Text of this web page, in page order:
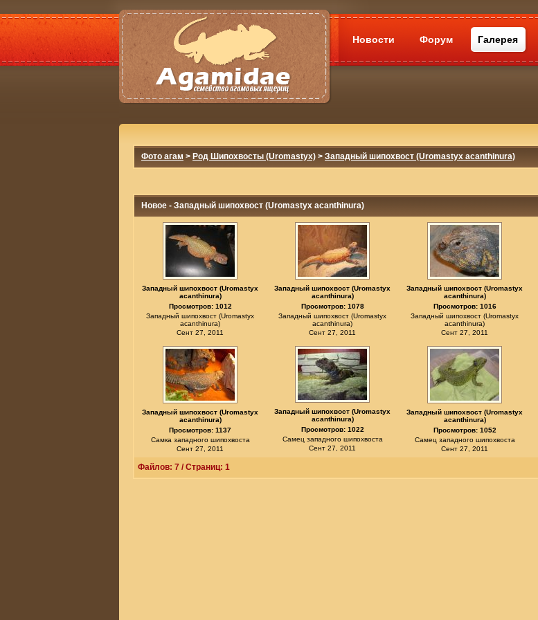
Новости Форум Галерея
Фото агам > Род Шипохвосты (Uromastyx) > Западный шипохвост (Uromastyx acanthinura)
Новое - Западный шипохвост (Uromastyx acanthinura)
Западный шипохвост (Uromastyx
acanthinura)
Просмотров: 1012
Западный шипохвост (Uromastyx
acanthinura)
Сент 27, 2011
Западный шипохвост (Uromastyx
acanthinura)
Просмотров: 1078
Западный шипохвост (Uromastyx
acanthinura)
Сент 27, 2011
Западный шипохвост (Uromastyx
acanthinura)
Просмотров: 1016
Западный шипохвост (Uromastyx
acanthinura)
Сент 27, 2011
Западный шипохвост (Uromastyx
acanthinura)
Просмотров: 1137
Самка западного шипохвоста
Сент 27, 2011
Западный шипохвост (Uromastyx
acanthinura)
Просмотров: 1022
Самец западного шипохвоста
Сент 27, 2011
Западный шипохвост (Uromastyx
acanthinura)
Просмотров: 1052
Самец западного шипохвоста
Сент 27, 2011
Файлов: 7 / Страниц: 1